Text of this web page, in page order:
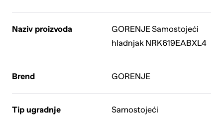
Naziv proizvoda
GORENJE Samostojeći
hladnjak NRK619EABXL4
Brend GORENJE
Tip ugradnje Samostojeći